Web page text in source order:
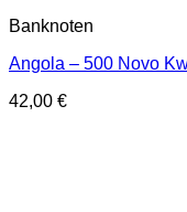
Banknoten
Angola – 500 Novo
42,00 €